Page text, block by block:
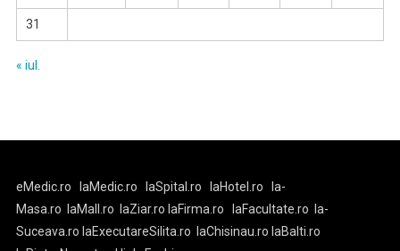
31
« iul.
eMedic.ro laMedic.ro laSpital.ro laHotel.ro
la-
Masa.ro
laMall.ro laZiar.ro laFirma.ro laFacultate.ro
la-
Suceava.ro laExecutareSilita.ro laChisinau.ro laBalti.ro